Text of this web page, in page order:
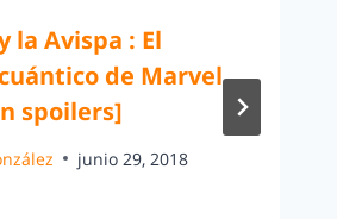
la Avispa : El
de Marvel
spoilers]
junio 29, 2018